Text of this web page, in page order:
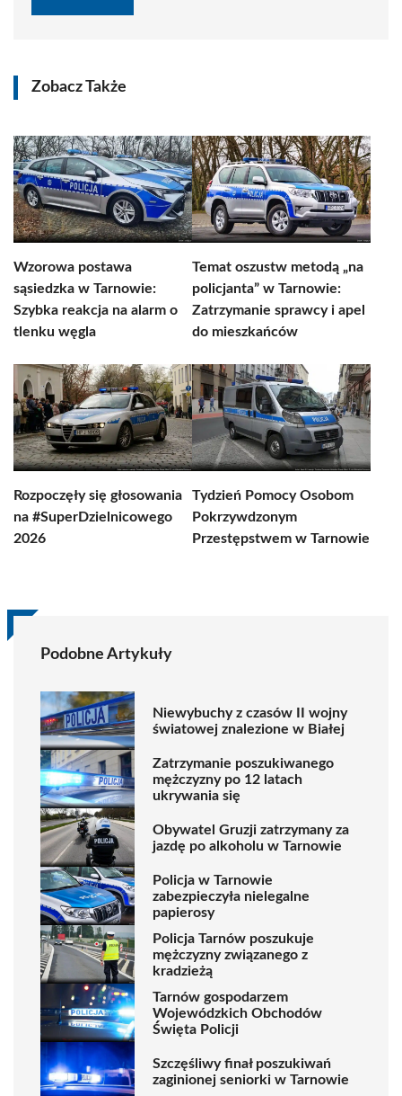
Zobacz Także
Wzorowa postawa
sąsiedzka w Tarnowie:
Szybka reakcja na alarm o
tlenku węgla
Temat oszustw metodą „na
policjanta” w Tarnowie:
Zatrzymanie sprawcy i apel
do mieszkańców
Rozpoczęły się głosowania
na #SuperDzielnicowego
2026
Tydzień Pomocy Osobom
Pokrzywdzonym
Przestępstwem w Tarnowie
Podobne Artykuły
Niewybuchy z czasów II wojny
światowej znalezione w Białej
Zatrzymanie poszukiwanego
mężczyzny po 12 latach
ukrywania się
Obywatel Gruzji zatrzymany za
jazdę po alkoholu w Tarnowie
Policja w Tarnowie
zabezpieczyła nielegalne
papierosy
Policja Tarnów poszukuje
mężczyzny związanego z
kradzieżą
Tarnów gospodarzem
Wojewódzkich Obchodów
Święta Policji
Szczęśliwy finał poszukiwań
zaginionej seniorki w Tarnowie